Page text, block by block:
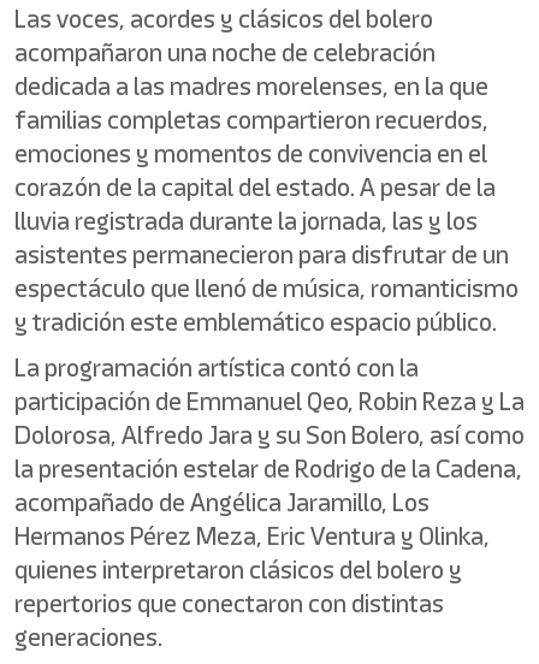
Las voces, acordes y clásicos del bolero
acompañaron una noche de celebración
dedicada a las madres morelenses, en la que
familias completas compartieron recuerdos,
emociones y momentos de convivencia en el
corazón de la capital del estado. A pesar de la
lluvia registrada durante la jornada, las y los
asistentes permanecieron para disfrutar de un
espectáculo que llenó de música, romanticismo
y tradición este emblemático espacio público.
La programación artística contó con la
participación de Emmanuel Qeo, Robin Reza y La
Dolorosa, Alfredo Jara y su Son Bolero, así como
la presentación estelar de Rodrigo de la Cadena,
acompañado de Angélica Jaramillo, Los
Hermanos Pérez Meza, Eric Ventura y Olinka,
quienes interpretaron clásicos del bolero y
repertorios que conectaron con distintas
generaciones.